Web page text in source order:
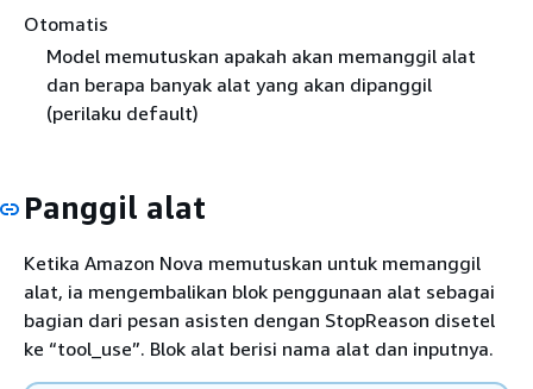
Otomatis
Model memutuskan apakah akan memanggil alat
dan berapa banyak alat yang akan dipanggil
(perilaku default)
Panggil alat
Ketika Amazon Nova memutuskan untuk memanggil
alat, ia mengembalikan blok penggunaan alat sebagai
bagian dari pesan asisten dengan StopReason disetel
ke “tool_use”. Blok alat berisi nama alat dan inputnya.